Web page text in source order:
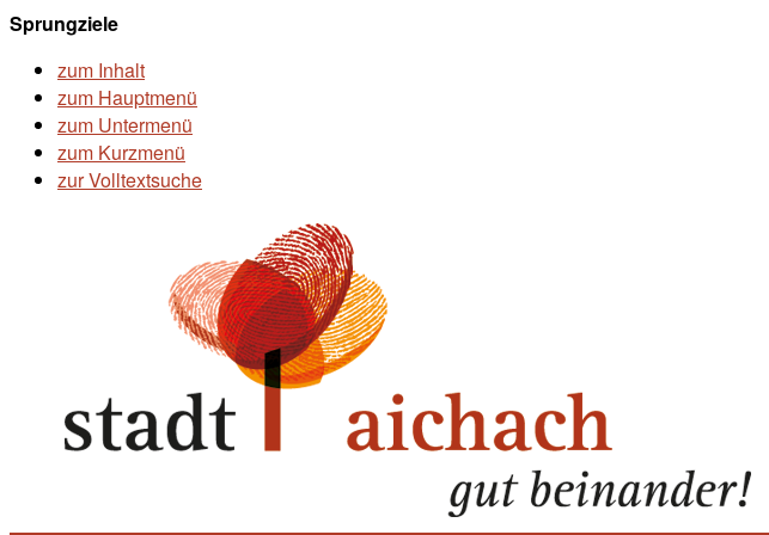
Sprungziele
zum Inhalt
zum Hauptmenü
zum Untermenü
zum Kurzmenü
zur Volltextsuche